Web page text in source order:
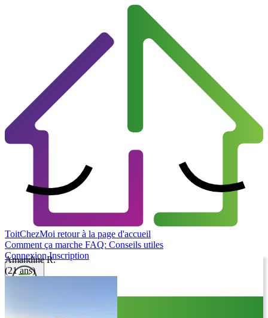
ToitChezMoi retour à la page d'accueil
Comment ça marche FAQ: Conseils utiles
ConnexionInscription
Amandine R.
(21 ans)